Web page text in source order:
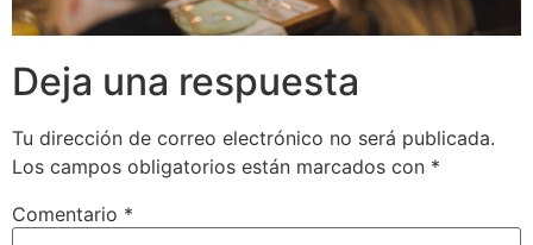
Deja una respuesta
Tu dirección de correo electrónico no será publicada.
Los campos obligatorios están marcados con *
Comentario *